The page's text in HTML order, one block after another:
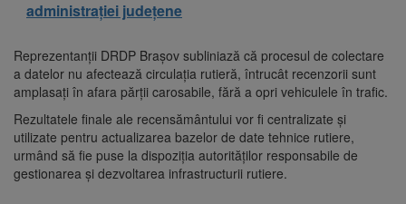
administrației județene
Reprezentanții DRDP Brașov subliniază că procesul de colectare
a datelor nu afectează circulația rutieră, întrucât recenzorii sunt
amplasați în afara părții carosabile, fără a opri vehiculele în trafic.
Rezultatele finale ale recensământului vor fi centralizate și
utilizate pentru actualizarea bazelor de date tehnice rutiere,
urmând să fie puse la dispoziția autorităților responsabile de
gestionarea și dezvoltarea infrastructurii rutiere.